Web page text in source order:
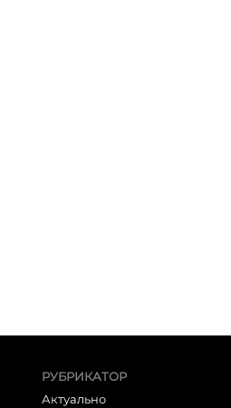
РУБРИКАТОР
Актуально